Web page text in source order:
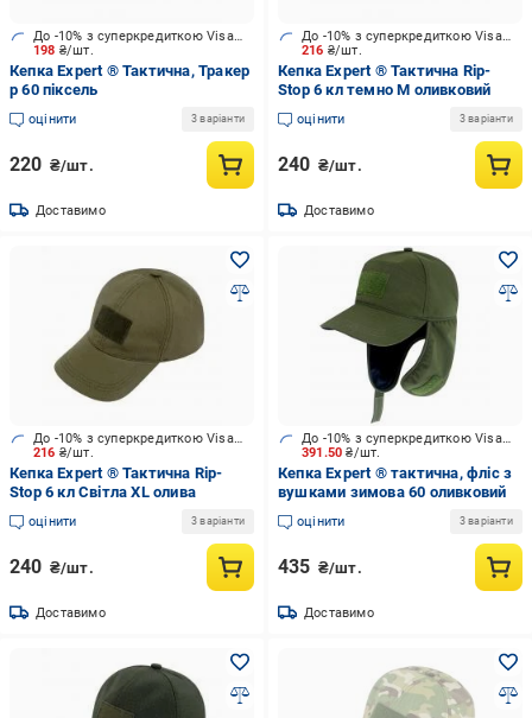
198 ₴/шт.
До -10% з суперкредиткою Visa Вигода
Кепка Expert ® Тактична, Тракер
р 60 піксель
оцінити 3 варіанти
220 ₴/шт.
Доставимо
216 ₴/шт.
До -10% з суперкредиткою Visa Вигода
Кепка Expert ® Тактична Rip-
Stop 6 кл темно М оливковий
оцінити 3 варіанти
240 ₴/шт.
Доставимо
216 ₴/шт.
До -10% з суперкредиткою Visa Вигода
Кепка Expert ® Тактична Rip-
Stop 6 кл Cвітла XL олива
оцінити 3 варіанти
240 ₴/шт.
Доставимо
391.50₴/шт.
До -10% з суперкредиткою Visa Вигода
Кепка Expert ® тактична, фліс з
вушками зимова 60 оливковий
оцінити 3 варіанти
435 ₴/шт.
Доставимо